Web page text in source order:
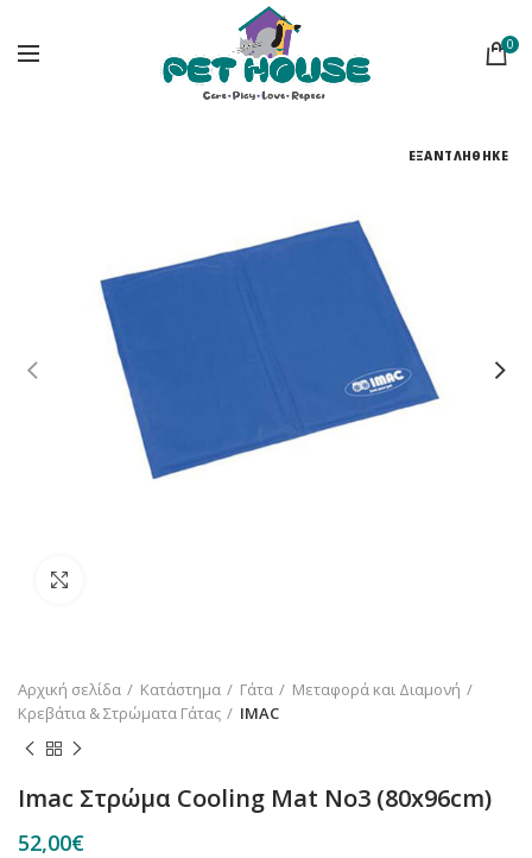
0
ΕΞΑΝΤΛΗΘΗΚΕ
Αρχική σελίδα Κατάστημα Γάτα
Μεταφορά και Διαμονή
Κρεβάτια & Στρώματα Γάτας
IMAC
Imac Στρώμα Cooling Mat No3 (80x96cm)
52,00€